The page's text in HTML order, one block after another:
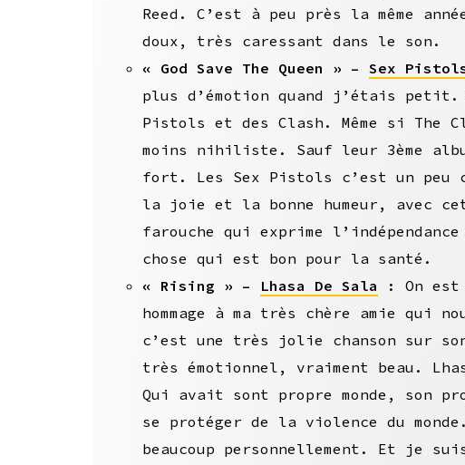
Reed. C’est à peu près la même
doux, très caressant dans le son.
« God Save The Queen » – Sex
plus d’émotion quand j’étais petit.
Pistols et des Clash. Même si The
moins nihiliste. Sauf leur 3ème
fort. Les Sex Pistols c’est un peu
la joie et la bonne humeur, avec
farouche qui exprime
chose qui est bon pour la santé.
« Rising » – Lhasa De Sala : On est
hommage à ma très chère amie
c’est une très jolie chanson sur
très émotionnel, vraiment beau.
Qui avait sont propre monde, son
se protéger de la violence du
beaucoup personnellement. Et je